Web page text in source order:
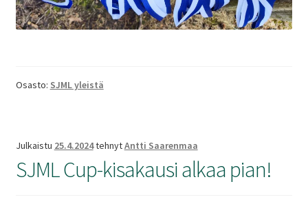
Osasto: SJML yleistä
Julkaistu 25.4.2024tehnytAntti Saarenmaa
SJML Cup-kisakausi alkaa pian!